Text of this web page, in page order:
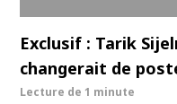
Exclusif : Tarik
changerait de
Lecture de 1 minute